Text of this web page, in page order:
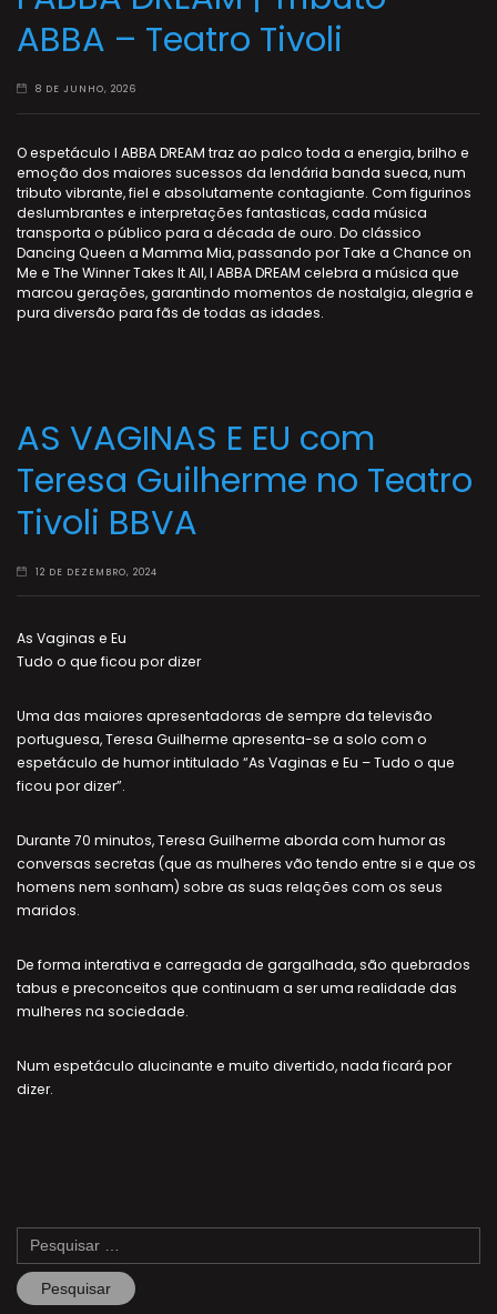
ABBA – Teatro Tivoli
8 DE JUNHO, 2026
O espetáculo I ABBA DREAM traz ao palco toda a energia, brilho e
emoção dos maiores sucessos da lendária banda sueca, num
tributo vibrante, fiel e absolutamente contagiante. Com figurinos
deslumbrantes e interpretações fantasticas, cada música
transporta o público para a década de ouro. Do clássico
Dancing Queen a Mamma Mia, passando por Take a Chance on
Me e The Winner Takes It All, I ABBA DREAM celebra a música que
marcou gerações, garantindo momentos de nostalgia, alegria e
pura diversão para fãs de todas as idades.
AS VAGINAS E EU com
Teresa Guilherme no Teatro
Tivoli BBVA
12 DE DEZEMBRO, 2024
As Vaginas e Eu
Tudo o que ficou por dizer
Uma das maiores apresentadoras de sempre da televisão
portuguesa, Teresa Guilherme apresenta-se a solo com o
espetáculo de humor intitulado “As Vaginas e Eu – Tudo o que
ficou por dizer”.
Durante 70 minutos, Teresa Guilherme aborda com humor as
conversas secretas (que as mulheres vão tendo entre si e que os
homens nem sonham) sobre as suas relações com os seus
maridos.
De forma interativa e carregada de gargalhada, são quebrados
tabus e preconceitos que continuam a ser uma realidade das
mulheres na sociedade.
Num espetáculo alucinante e muito divertido, nada ficará por
dizer.
Pesquisar
por: